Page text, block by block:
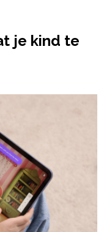
je kind te